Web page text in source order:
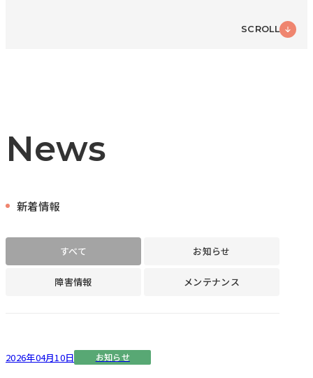
SCROLL
News
新着情報
すべて お知らせ
障害情報 メンテナンス
2026年04月10日 お知らせ